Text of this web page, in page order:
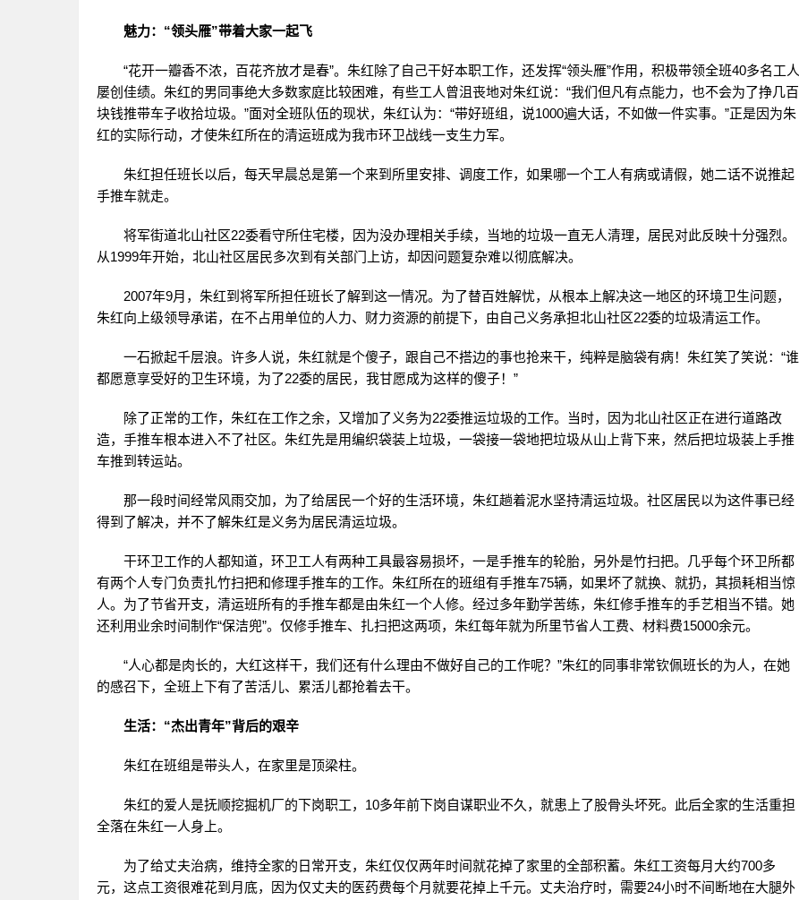
魅力：“领头雁”带着大家一起飞
“花开一瓣香不浓，百花齐放才是春”。朱红除了自己干好本职工作，还发挥“领头雁”作用，积极带领全班40多名工人
屡创佳绩。朱红的男同事绝大多数家庭比较困难，有些工人曾沮丧地对朱红说：“我们但凡有点能力，也不会为了挣几百
块钱推带车子收拾垃圾。”面对全班队伍的现状，朱红认为：“带好班组，说1000遍大话，不如做一件实事。”正是因为朱
红的实际行动，才使朱红所在的清运班成为我市环卫战线一支生力军。
朱红担任班长以后，每天早晨总是第一个来到所里安排、调度工作，如果哪一个工人有病或请假，她二话不说推起
手推车就走。
将军街道北山社区22委看守所住宅楼，因为没办理相关手续，当地的垃圾一直无人清理，居民对此反映十分强烈。
从1999年开始，北山社区居民多次到有关部门上访，却因问题复杂难以彻底解决。
2007年9月，朱红到将军所担任班长了解到这一情况。为了替百姓解忧，从根本上解决这一地区的环境卫生问题，
朱红向上级领导承诺，在不占用单位的人力、财力资源的前提下，由自己义务承担北山社区22委的垃圾清运工作。
一石掀起千层浪。许多人说，朱红就是个傻子，跟自己不搭边的事也抢来干，纯粹是脑袋有病！朱红笑了笑说：“谁
都愿意享受好的卫生环境，为了22委的居民，我甘愿成为这样的傻子！”
除了正常的工作，朱红在工作之余，又增加了义务为22委推运垃圾的工作。当时，因为北山社区正在进行道路改
造，手推车根本进入不了社区。朱红先是用编织袋装上垃圾，一袋接一袋地把垃圾从山上背下来，然后把垃圾装上手推
车推到转运站。
那一段时间经常风雨交加，为了给居民一个好的生活环境，朱红趟着泥水坚持清运垃圾。社区居民以为这件事已经
得到了解决，并不了解朱红是义务为居民清运垃圾。
干环卫工作的人都知道，环卫工人有两种工具最容易损坏，一是手推车的轮胎，另外是竹扫把。几乎每个环卫所都
有两个人专门负责扎竹扫把和修理手推车的工作。朱红所在的班组有手推车75辆，如果坏了就换、就扔，其损耗相当惊
人。为了节省开支，清运班所有的手推车都是由朱红一个人修。经过多年勤学苦练，朱红修手推车的手艺相当不错。她
还利用业余时间制作“保洁兜”。仅修手推车、扎扫把这两项，朱红每年就为所里节省人工费、材料费15000余元。
“人心都是肉长的，大红这样干，我们还有什么理由不做好自己的工作呢？”朱红的同事非常钦佩班长的为人，在她
的感召下，全班上下有了苦活儿、累活儿都抢着去干。
生活：“杰出青年”背后的艰辛
朱红在班组是带头人，在家里是顶梁柱。
朱红的爱人是抚顺挖掘机厂的下岗职工，10多年前下岗自谋职业不久，就患上了股骨头坏死。此后全家的生活重担
全落在朱红一人身上。
为了给丈夫治病，维持全家的日常开支，朱红仅仅两年时间就花掉了家里的全部积蓄。朱红工资每月大约700多
元，这点工资很难花到月底，因为仅丈夫的医药费每个月就要花掉上千元。丈夫治疗时，需要24小时不间断地在大腿外